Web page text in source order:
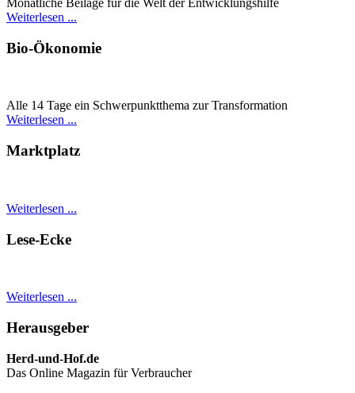
Monatliche Beilage für die Welt der Entwicklungshilfe
Weiterlesen ...
Bio-Ökonomie
Alle 14 Tage ein Schwer­punkt­thema zur Transformation
Weiterlesen ...
Marktplatz
Weiterlesen ...
Lese-Ecke
Weiterlesen ...
Herausgeber
Herd-und-Hof.de
Das Online Magazin für Verbraucher